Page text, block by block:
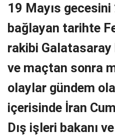
19 Mayıs
bağlayan tarihte
rakibi Galatasaray
ve maçtan sonra
olaylar gündem
içerisinde İran
Dış işleri bakanı